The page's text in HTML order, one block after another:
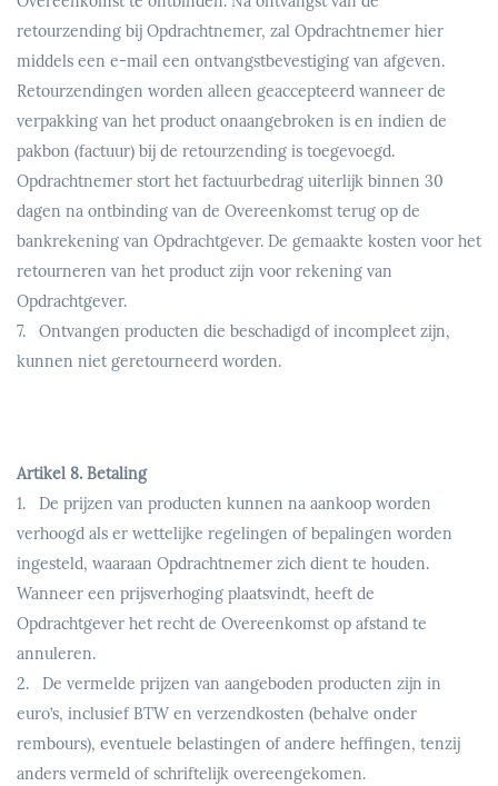
retourzending bij Opdrachtnemer, zal Opdrachtnemer hier
middels een e-mail een ontvangstbevestiging van afgeven.
Retourzendingen worden alleen geaccepteerd wanneer de
verpakking van het product onaangebroken is en indien de
pakbon (factuur) bij de retourzending is toegevoegd.
Opdrachtnemer stort het factuurbedrag uiterlijk binnen 30
dagen na ontbinding van de Overeenkomst terug op de
bankrekening van Opdrachtgever. De gemaakte kosten voor het
retourneren van het product zijn voor rekening van
Opdrachtgever.
7. Ontvangen producten die beschadigd of incompleet zijn,
kunnen niet geretourneerd worden.
Artikel 8. Betaling
1. De prijzen van producten kunnen na aankoop worden
verhoogd als er wettelijke regelingen of bepalingen worden
ingesteld, waaraan Opdrachtnemer zich dient te houden.
Wanneer een prijsverhoging plaatsvindt, heeft de
Opdrachtgever het recht de Overeenkomst op afstand te
annuleren.
2. De vermelde prijzen van aangeboden producten zijn in
euro’s, inclusief BTW en verzendkosten (behalve onder
rembours), eventuele belastingen of andere heffingen, tenzij
anders vermeld of schriftelijk overeengekomen.